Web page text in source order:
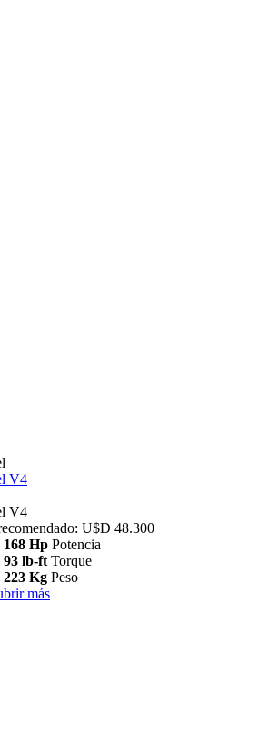
V4
V4
U$D 48.300
168 Hp Potencia
93 lb-ft Torque
223 Kg Peso
más